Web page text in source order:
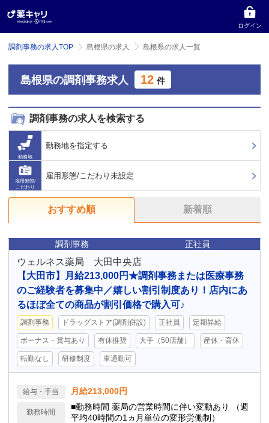
ログイン
調剤事務の求人TOP 島根県の求人 島根県の求人一覧
島根県の調剤事務求人 12 件
調剤事務の求人を検索する
勤務地
勤務地を指定する
雇用形態/
こだわり
雇用形態/こだわり未設定
おすすめ順 新着順
調剤事務 正社員
ウェルネス薬局 大田中央店
【大田市】月給213,000円★調剤事務または医療事務
のご経験者を募集中／嬉しい割引制度あり！店内にあ
るほぼ全ての商品が割引価格で購入可♪
調剤事務 ドラッグストア(調剤併設) 正社員 定期昇給
ボーナス・賞与あり 有休推奨 大手（50店舗） 産休・育休
転勤なし 研修制度 車通勤可
給与・手当 月給213,000円
勤務時間
■勤務時間 薬局の営業時間に伴い変動あり （週
平均40時間の1ヵ月単位の変形労働制）